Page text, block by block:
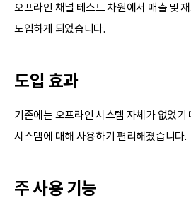
오프라인 채널 테스트 차원에서 매출 및
도입하게 되었습니다.
도입 효과
기존에는 오프라인 시스템 자체가 없었기
시스템에 대해 사용하기 편리해졌습니다.
주 사용 기능